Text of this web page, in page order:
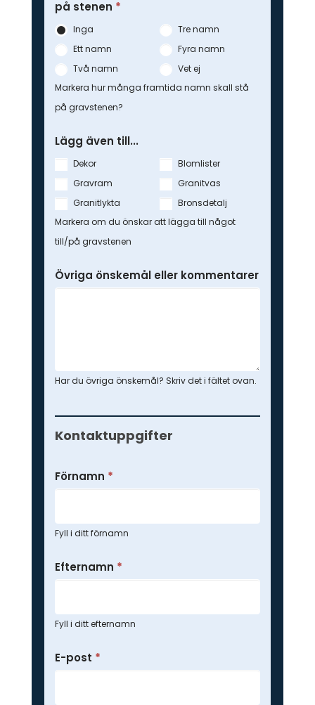
på stenen *
Inga
Tre namn
Ett namn
Fyra namn
Två namn
Vet ej
Markera hur många framtida namn skall stå
på gravstenen?
Lägg även till...
Dekor
Blomlister
Gravram
Granitvas
Granitlykta
Bronsdetalj
Markera om du önskar att lägga till något
till/på gravstenen
Övriga önskemål eller kommentarer
Har du övriga önskemål? Skriv det i fältet ovan.
Kontaktuppgifter
Förnamn *
Fyll i ditt förnamn
Efternamn *
Fyll i ditt efternamn
E-post *